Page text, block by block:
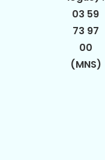
03 59
73 97
00
(MNS)